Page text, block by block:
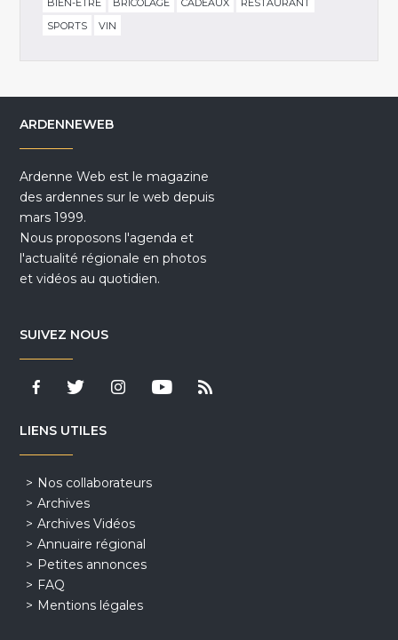
BIEN-ÊTRE
BRICOLAGE CADEAUX
RESTAURANT
SPORTS
VIN
ARDENNEWEB
Ardenne Web est le magazine
des ardennes sur le web depuis
mars 1999.
Nous proposons l'agenda et
l'actualité régionale en photos
et vidéos au quotidien.
SUIVEZ NOUS
LIENS UTILES
Nos collaborateurs
Archives
Archives Vidéos
Annuaire régional
Petites annonces
FAQ
Mentions légales